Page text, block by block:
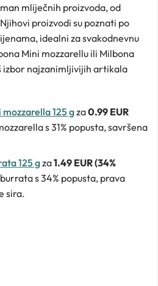
mliječnih proizvoda, od
proizvodi su poznati po
idealni za svakodnevnu
Mini mozzarellu ili Milbona
izbor najzanimljivijih artikala
125 gza0.99 EUR
s 31% popusta, savršena
125 gza1.49 EUR (34%
s 34% popusta, prava
sira.